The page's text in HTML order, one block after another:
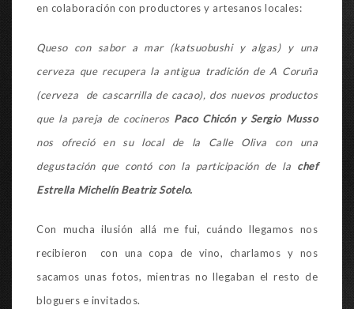
en colaboración con productores y artesanos locales:
Queso con sabor a mar (katsuobushi y algas) y una
cerveza que recupera la antigua tradición de A Coruña
(cerveza de cascarrilla de cacao), dos nuevos productos
que la pareja de cocineros Paco Chicón y Sergio Musso
nos ofreció en su local de la Calle Oliva con una
degustación que contó con la participación de la chef
Estrella Michelín Beatriz Sotelo.
Con mucha ilusión allá me fui, cuándo llegamos nos
recibieron con una copa de vino, charlamos y nos
sacamos unas fotos, mientras no llegaban el resto de
bloguers e invitados.